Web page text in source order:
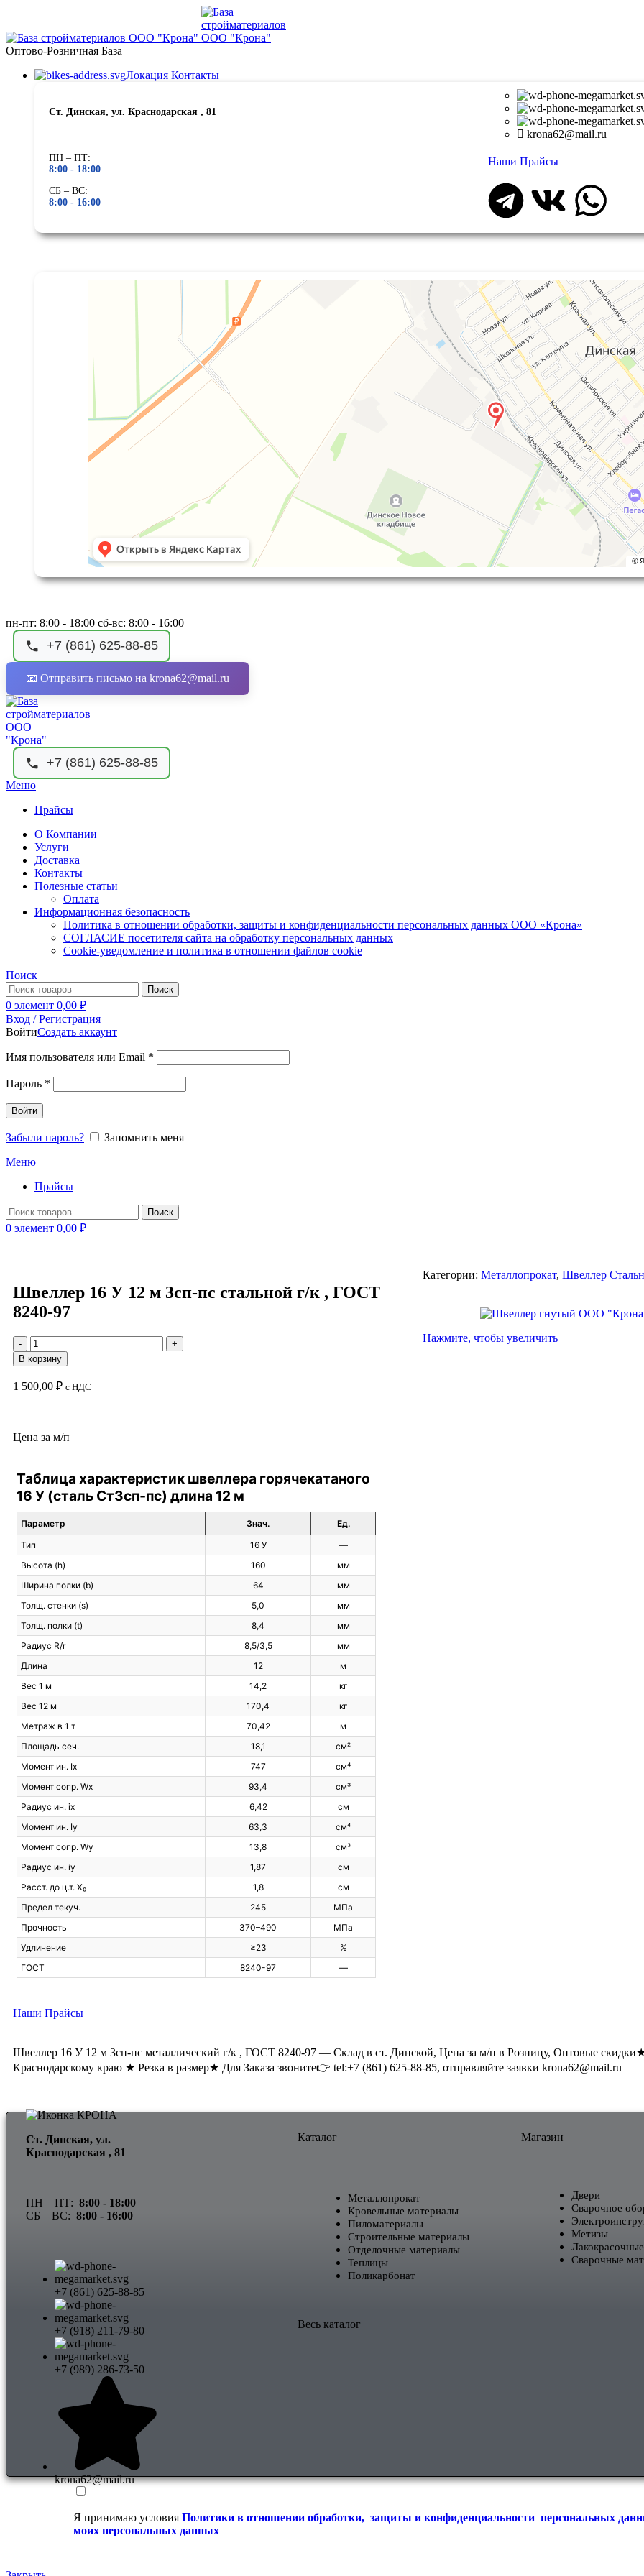
Оптово-Розничная База
Локация Контакты
Ст. Динская, ул. Краснодарская , 81
ПН – ПТ:
8:00 - 18:00
СБ – ВС:
8:00 - 16:00
krona62@mail.ru
Наши Прайсы
Яндекс Карты — транспорт, навигация, поиск мест
пн-пт: 8:00 - 18:00 сб-вс: 8:00 - 16:00
+7 (861) 625-88-85
📧 Отправить письмо на krona62@mail.ru
+7 (861) 625-88-85
Меню
Прайсы
О Компании
Услуги
Доставка
Контакты
Полезные статьи
Оплата
Информационная безопасность
Политика в отношении обработки, защиты и конфиденциальности персональных данных ООО «Крона»
СОГЛАСИЕ посетителя сайта на обработку персональных данных
Cookie‑уведомление и политика в отношении файлов cookie
Поиск
Поиск
0 элемент 0,00 ₽
Вход / Регистрация
ВойтиСоздать аккаунт
Имя пользователя или Email *
Пароль *
Войти
Забыли пароль?
Запомнить меня
Меню
Прайсы
Поиск
0 элемент 0,00 ₽
Швеллер 16 У 12 м 3сп-пс стальной г/к , ГОСТ
8240-97
В корзину
1 500,00 ₽ с НДС
Цена за м/п
Таблица характеристик швеллера горячекатаного
16 У (сталь Ст3сп‑пс) длина 12 м
Параметр Знач.
Ед.
Тип
16 У
—
Высота (h)
160
мм
Ширина полки (b)
64
мм
Толщ. стенки (s)
5,0
мм
Толщ. полки (t)
8,4
мм
Радиус R/r
8,5/3,5
мм
Длина
12
м
Вес 1 м
14,2
кг
Вес 12 м
170,4
кг
Метраж в 1 т
70,42
м
Площадь сеч.
18,1
см²
Момент ин. Ix
747
см⁴
Момент сопр. Wx
93,4
см³
Радиус ин. ix
6,42
см
Момент ин. Iy
63,3
см⁴
Момент сопр. Wy
13,8
см³
Радиус ин. iy
1,87
см
Расст. до ц.т. X₀
1,8
см
Предел текуч.
245
МПа
Прочность
370–490
МПа
Удлинение
≥23
%
ГОСТ
8240-97 —
Наши Прайсы
Категории: Металлопрокат, Швеллер
Нажмите, чтобы увеличить
Швеллер 16 У 12 м 3сп-пс металлический г/к , ГОСТ 8240-97 — Склад в ст. Динской, Цена за м/п в Розницу, Оптовые скидки★
Краснодарскому краю ★ Резка в размер★ Для Заказа звоните👉 tel:+7 (861) 625-88-85, отправляйте заявки krona62@mail.ru
Ст. Динская, ул.
Краснодарская , 81
ПН – ПТ: 8:00 - 18:00
СБ – ВС: 8:00 - 16:00
+7 (861) 625-88-85
+7 (918) 211-79-80
+7 (989) 286-73-50
krona62@mail.ru
Каталог
Металлопрокат
Кровельные материалы
Пиломатериалы
Строительные материалы
Отделочные материалы
Теплицы
Поликарбонат
Весь каталог
Магазин
Двери
Сварочное
Метизы
Сварочные
Я принимаю условия Политики в отношении обработки, защиты и конфиденциальности персональных
моих персональных данных